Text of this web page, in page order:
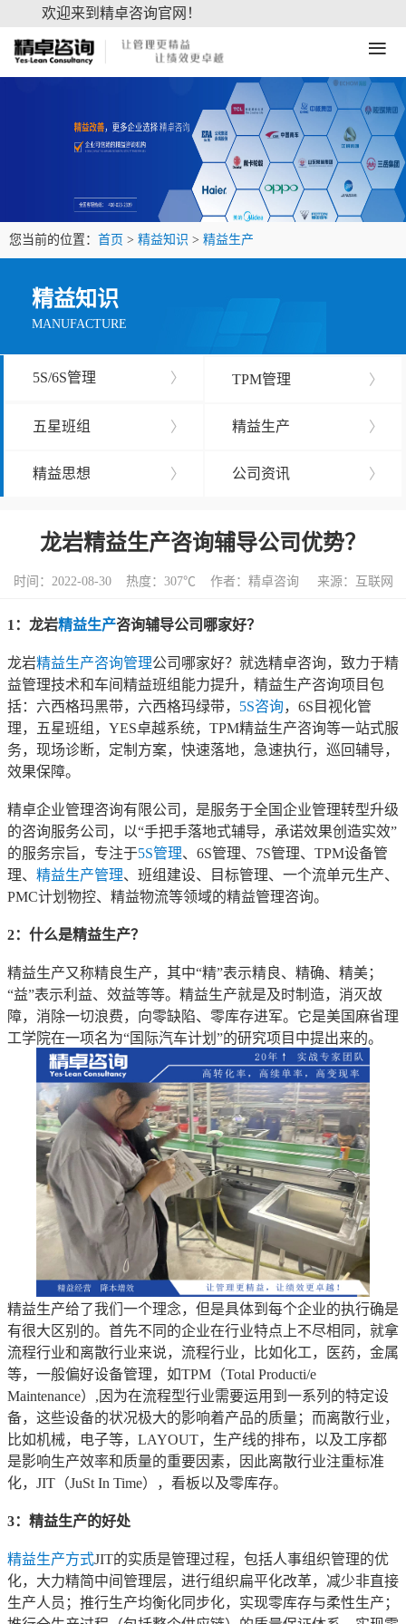
欢迎来到精卓咨询官网！
≡
您当前的位置： 首页 > 精益知识 > 精益生产
精益知识
MANUFACTURE
5S/6S管理 〉 TPM管理 〉
五星班组 〉 精益生产 〉
精益思想 〉 公司资讯 〉
龙岩精益生产咨询辅导公司优势？
时间：2022-08-30 热度： 307℃ 作者：精卓咨询 来源：互联网
1：龙岩精益生产咨询辅导公司哪家好？
龙岩精益生产咨询管理公司哪家好？就选精卓咨询，致力于精
益管理技术和车间精益班组能力提升，精益生产咨询项目包
括：六西格玛黑带，六西格玛绿带， 5S咨询，6S目视化管
理，五星班组，YES卓越系统，TPM精益生产咨询等一站式服
务，现场诊断，定制方案，快速落地，急速执行，巡回辅导，
效果保障。
精卓企业管理咨询有限公司，是服务于全国企业管理转型升级
的咨询服务公司，以“手把手落地式辅导，承诺效果创造实效”
的服务宗旨，专注于5S管理、6S管理、7S管理、TPM设备管
理、 精益生产管理、班组建设、目标管理、一个流单元生产、
PMC计划物控、精益物流等领域的精益管理咨询。
2：什么是精益生产？
精益生产又称精良生产，其中“精”表示精良、精确、精美；
“益”表示利益、效益等等。精益生产就是及时制造，消灭故
障，消除一切浪费，向零缺陷、零库存进军。它是美国麻省理
工学院在一项名为“国际汽车计划”的研究项目中提出来的。
精益生产给了我们一个理念，但是具体到每个企业的执行确是
有很大区别的。首先不同的企业在行业特点上不尽相同，就拿
流程行业和离散行业来说，流程行业，比如化工，医药，金属
等，一般偏好设备管理，如TPM（Total Producti/e
Maintenance）,因为在流程型行业需要运用到一系列的特定设
备，这些设备的状况极大的影响着产品的质量；而离散行业，
比如机械，电子等，LAYOUT，生产线的排布，以及工序都
是影响生产效率和质量的重要因素，因此离散行业注重标准
化，JIT（JuSt In Time），看板以及零库存。
3：精益生产的好处
精益生产方式JIT的实质是管理过程，包括人事组织管理的优
化，大力精简中间管理层，进行组织扁平化改革，减少非直接
生产人员；推行生产均衡化同步化，实现零库存与柔性生产；